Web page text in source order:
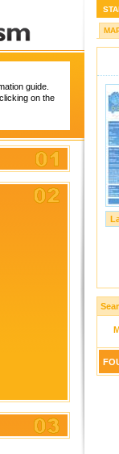
guide.
on the